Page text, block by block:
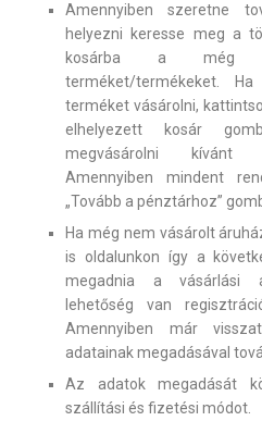
Amennyiben szeretne
helyezni keresse meg a
kosárba a még
terméket/termékeket.
terméket vásárolni,
elhelyezett kosár
megvásárolni kívánt
Amennyiben mindent
„Tovább a pénztárhoz”
Ha még nem vásárolt
is oldalunkon így a
megadnia a vásárlási
lehetőség van
Amennyiben már
adatainak megadásával
Az adatok megadását
szállítási és fizetési módot.